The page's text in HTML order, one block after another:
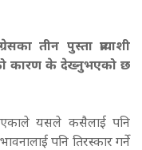
तीन पुस्ता प्रत्याशी
कारण के देख्नुभएको छ
भएकाले यसले कसैलाई पनि
पनि तिरस्कार गर्ने